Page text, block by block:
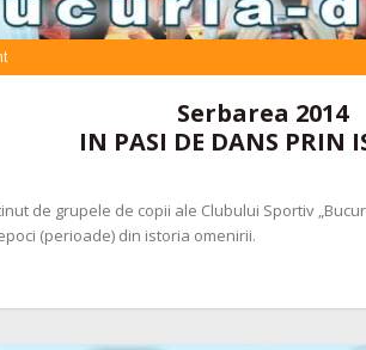
Serbarea 2014
IN PASI DE DANS PRIN
de grupele de copii ale Clubului Sportiv
(perioade) din istoria omenirii.